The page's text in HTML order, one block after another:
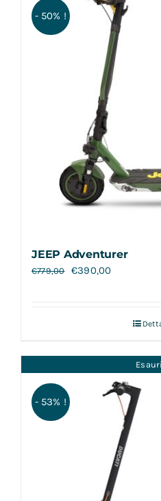
- 50% !
JEEP Adventurer
€779,00 €390,00
- 53% !